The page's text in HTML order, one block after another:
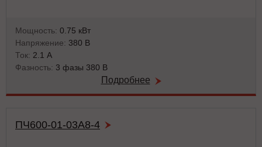
Мощность: 0.75 кВт
Напряжение: 380 В
Ток: 2.1 А
Фазность: 3 фазы 380 В
Подробнее
ПЧ600-01-03А8-4